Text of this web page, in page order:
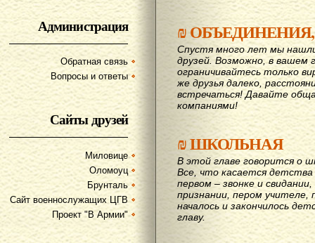
Администрация
Обратная связь
Вопросы и ответы
Сайты друзей
Миловице
Оломоуц
Брунталь
Сайт военнослужащих ЦГВ
Проект "В Армии"
₪
Спустя много лет мы
друзей. Возможно, в вашем
ограничивайтесь только
же друзья далеко,
вcтречаться! Давайте
компаниями!
₪ШКОЛЬНАЯ
В этой главе говорится о
Все, что касается
первом – звонке и
признании, пером учителе,
началось и закончилось
главу.